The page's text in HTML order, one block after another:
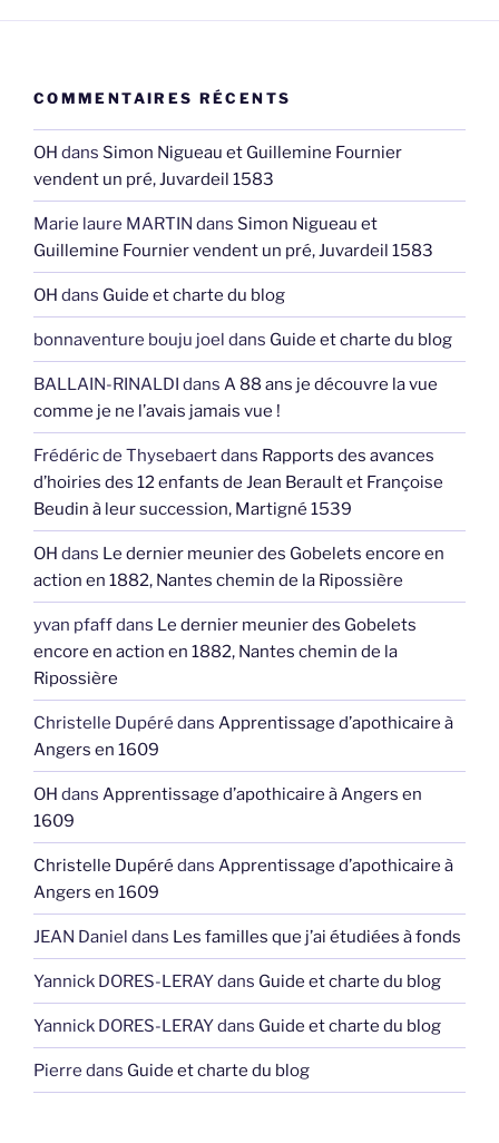
COMMENTAIRES RÉCENTS
OH dans Simon Nigueau et Guillemine Fournier
vendent un pré, Juvardeil 1583
Marie laure MARTIN dans Simon Nigueau et
Guillemine Fournier vendent un pré, Juvardeil 1583
OH dans Guide et charte du blog
bonnaventure bouju joel dans Guide et charte du blog
BALLAIN-RINALDI dans A 88 ans je découvre la vue
comme je ne l’avais jamais vue !
Frédéric de Thysebaertdans Rapports des avances
d’hoiries des 12 enfants de Jean Berault et Françoise
Beudin à leur succession, Martigné 1539
OH dans Le dernier meunier des Gobelets encore en
action en 1882, Nantes chemin de la Ripossière
yvan pfaffdans Le dernier meunier des Gobelets
encore en action en 1882, Nantes chemin de la
Ripossière
Christelle Dupéré dans Apprentissage d’apothicaire à
Angers en 1609
OH dans Apprentissage d’apothicaire à Angers en
1609
Christelle Dupéré dans Apprentissage d’apothicaire à
Angers en 1609
JEAN Daniel dans Les familles que j’ai étudiées à fonds
Yannick DORES-LERAYdans Guide et charte du blog
Yannick DORES-LERAYdans Guide et charte du blog
Pierre dans Guide et charte du blog